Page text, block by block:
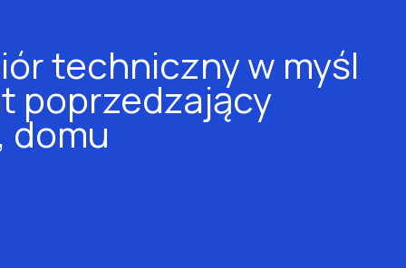
techniczny w myśl
poprzedzający
domu